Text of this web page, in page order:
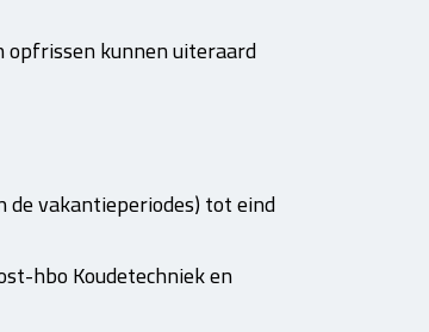
opfrissen kunnen uiteraard
vakantieperiodes) tot eind
hbo Koudetechniek en